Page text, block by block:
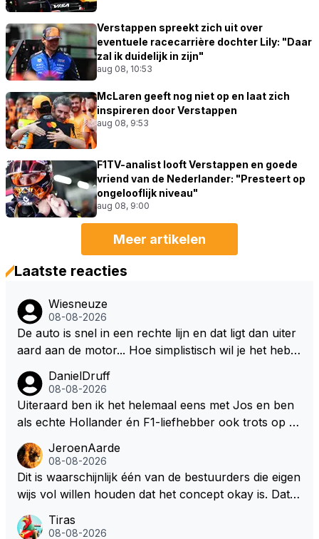
Verstappen spreekt zich uit over
eventuele racecarrière dochter Lily: "Daar
zal ik duidelijk in zijn"
aug 08, 10:53
McLaren geeft nog niet op en laat zich
inspireren door Verstappen
aug 08, 9:53
F1TV-analist looft Verstappen en goede
vriend van de Nederlander: "Presteert op
ongelooflijk niveau"
aug 08, 9:00
Meer artikelen
Laatste reacties
Wiesneuze
08-08-2026
De auto is snel in een rechte lijn en dat ligt dan uiter
aard aan de motor... Hoe simplistisch wil je het hebb
rstand ontzettend belangrijk. Heeft Red Bull bochtgri
p opgegeven voor topsnelheid? Dat is iets wat vaker
gebeurd is, zeker met Verstappen aan bet stuur.
DanielDruff
08-08-2026
Uiteraard ben ik het helemaal eens met Jos en ben
als echte Hollander én F1-liefhebber ook trots op de
aatste tijd kriebelt bij mij toch de wens dat hij nog een
s een knappe auto van Red Bull krijgt, waarmee hij d
ie laatste paar records van Lewis 'ik-reed-in-een-Me
ton kan slopen. Hij heeft dat natuurlijk ook in zich, al
JeroenAarde
08-08-2026
Dit is waarschijnlijk één van de bestuurders die eigen
wijs vol willen houden dat het concept okay is. Dat is
reurs gezegd! Dat het lichter, korter en smaller zou
Tiras
08-08-2026